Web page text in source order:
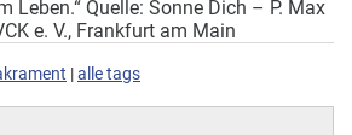
Leben.“ Quelle: Sonne Dich – P. Max
e. V., Frankfurt am Main
|alle tags